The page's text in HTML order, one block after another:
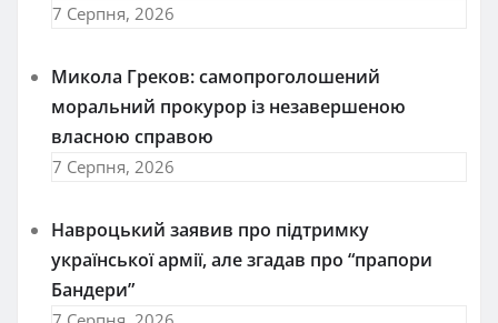
7 Серпня, 2026
Микола Греков: самопроголошений
моральний прокурор із незавершеною
власною справою
7 Серпня, 2026
Навроцький заявив про підтримку
української армії, але згадав про “прапори
Бандери”